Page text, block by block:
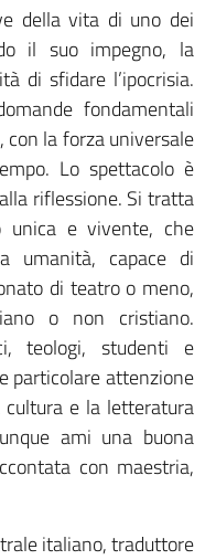
della vita di uno dei
il suo impegno, la
di sfidare l’ipocrisia.
fondamentali
la forza universale
Lo spettacolo è
riflessione. Si tratta
unica e vivente, che
umanità, capace di
di teatro o meno,
o non cristiano.
teologi, studenti e
particolare attenzione
cultura e la letteratura
ami una buona
con maestria,
italiano, traduttore